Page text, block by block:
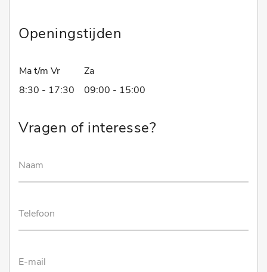
Openingstijden
Ma t/m Vr
8:30 - 17:30
Za
09:00 - 15:00
Vragen of interesse?